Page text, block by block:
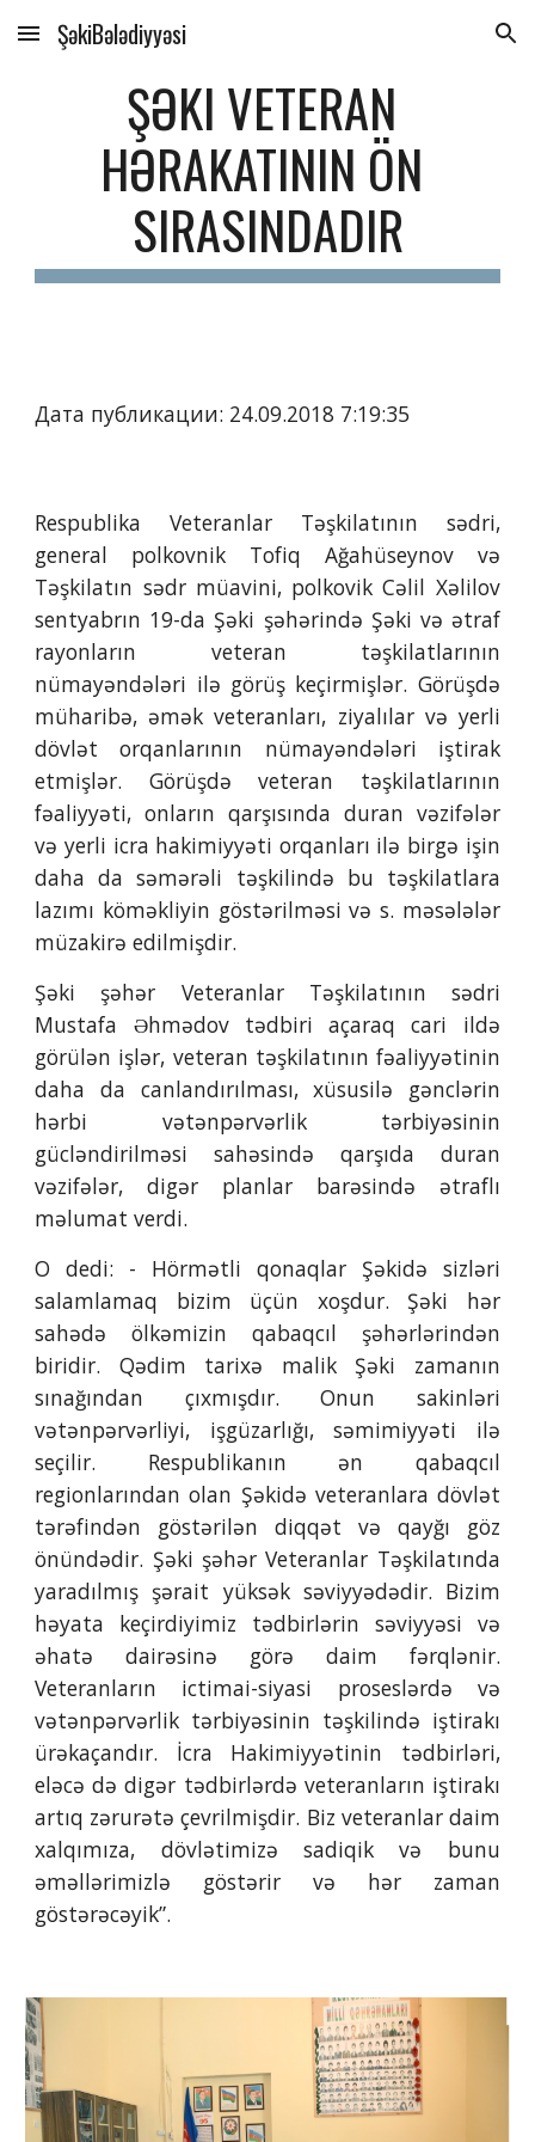
Skip to main content Skip to navigation
ŞəkiBələdiyyəsi
ŞƏKI VETERAN
HƏRAKATININ ÖN
SIRASINDADIR
Дата публикации: 24.09.2018 7:19:35
Respublika Veteranlar Təşkilatının sədri,
general polkovnik Tofiq Ağahüseynov və
Təşkilatın sədr müavini, polkovik Cəlil Xəlilov
sentyabrın 19-da Şəki şəhərində Şəki və ətraf
rayonların veteran təşkilatlarının
nümayəndələri ilə görüş keçirmişlər. Görüşdə
müharibə, əmək veteranları, ziyalılar və yerli
dövlət orqanlarının nümayəndələri iştirak
etmişlər. Görüşdə veteran təşkilatlarının
fəaliyyəti, onların qarşısında duran vəzifələr
və yerli icra hakimiyyəti orqanları ilə birgə işin
daha da səmərəli təşkilində bu təşkilatlara
lazımı köməkliyin göstərilməsi və s. məsələlər
müzakirə edilmişdir.
Şəki şəhər Veteranlar Təşkilatının sədri
Mustafa Əhmədov tədbiri açaraq cari ildə
görülən işlər, veteran təşkilatının fəaliyyətinin
daha da canlandırılması, xüsusilə gənclərin
hərbi vətənpərvərlik tərbiyəsinin
gücləndirilməsi sahəsində qarşıda duran
vəzifələr, digər planlar barəsində ətraflı
məlumat verdi.
O dedi: - Hörmətli qonaqlar Şəkidə sizləri
salamlamaq bizim üçün xoşdur. Şəki hər
sahədə ölkəmizin qabaqcıl şəhərlərindən
biridir. Qədim tarixə malik Şəki zamanın
sınağından çıxmışdır. Onun sakinləri
vətənpərvərliyi, işgüzarlığı, səmimiyyəti ilə
seçilir. Respublikanın ən qabaqcıl
regionlarından olan Şəkidə veteranlara dövlət
tərəfindən göstərilən diqqət və qayğı göz
önündədir. Şəki şəhər Veteranlar Təşkilatında
yaradılmış şərait yüksək səviyyədədir. Bizim
həyata keçirdiyimiz tədbirlərin səviyyəsi və
əhatə dairəsinə görə daim fərqlənir.
Veteranların ictimai-siyasi proseslərdə və
vətənpərvərlik tərbiyəsinin təşkilində iştirakı
ürəkaçandır. İcra Hakimiyyətinin tədbirləri,
eləcə də digər tədbirlərdə veteranların iştirakı
artıq zərurətə çevrilmişdir. Biz veteranlar daim
xalqımıza, dövlətimizə sadiqik və bunu
əməllərimizlə göstərir və hər zaman
göstərəcəyik”.